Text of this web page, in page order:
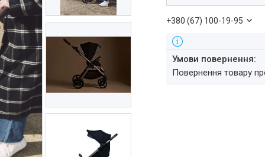
+380 (67) 100-19-95
повернення товару